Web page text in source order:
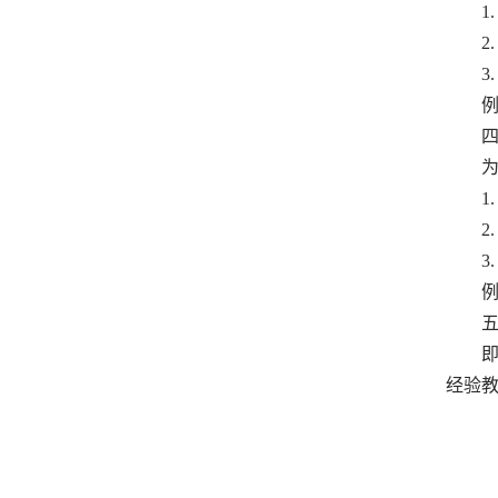
1. 民
2. 仲
3. 行
例如
四、
为了
1. 专
2. 技
3. 资
例如
五、
即使
经验